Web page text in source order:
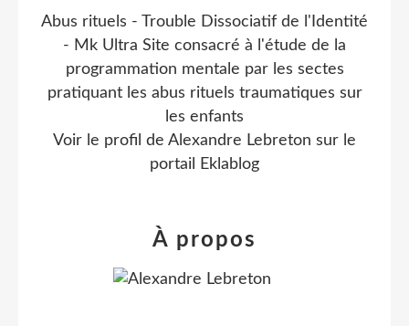
Abus rituels - Trouble Dissociatif de l'Identité
- Mk Ultra Site consacré à l'étude de la
programmation mentale par les sectes
pratiquant les abus rituels traumatiques sur
les enfants
Voir le profil de Alexandre Lebreton sur le
portail Eklablog
À propos